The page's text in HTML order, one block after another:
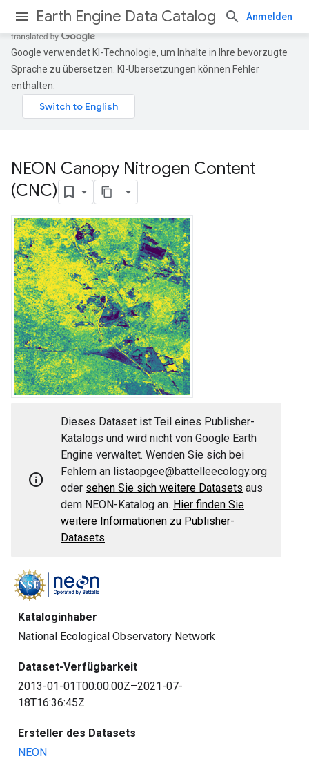
Earth Engine Data Catalog Anmelden
Google verwendet KI-Technologie, um Inhalte in Ihre bevorzugte
Sprache zu übersetzen. KI-Übersetzungen können Fehler
enthalten.
NEON Canopy Nitrogen Content
(CNC)
Info
Dieses Dataset ist Teil eines Publisher-
Katalogs und wird nicht von Google Earth
Engine verwaltet. Wenden Sie sich bei
Fehlern an listaopgee@battelleecology.org
oder sehen Sie sich weitere Datasets aus
dem NEON-Katalog an. Hier finden Sie
weitere Informationen zu Publisher-
Datasets.
Kataloginhaber
National Ecological Observatory Network
Dataset-Verfügbarkeit
2013-01-01T00:00:00Z–2021-07-
18T16:36:45Z
Ersteller des Datasets
NEON